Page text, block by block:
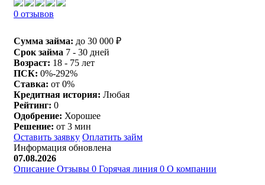
0 отзывов
Сумма займа: до 30 000 ₽
Срок займа 7 - 30 дней
Возраст: 18 - 75 лет
ПСК: 0%-292%
Ставка: от 0%
Кредитная история: Любая
Рейтинг: 0
Одобрение: Хорошее
Решение: от 3 мин
Оставить заявку Оплатить займ
Информация обновлена
07.08.2026
Описание Отзывы 0 Горячая линия 0 О компании